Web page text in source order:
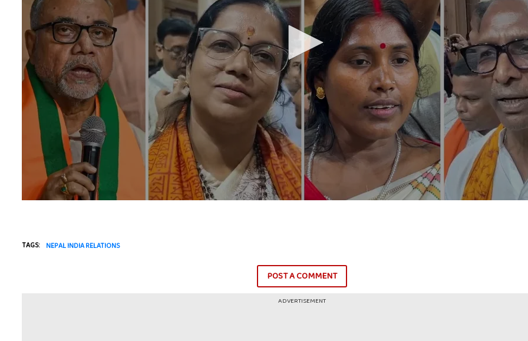
TAGS: NEPAL INDIA RELATIONS
POST A COMMENT
ADVERTISEMENT